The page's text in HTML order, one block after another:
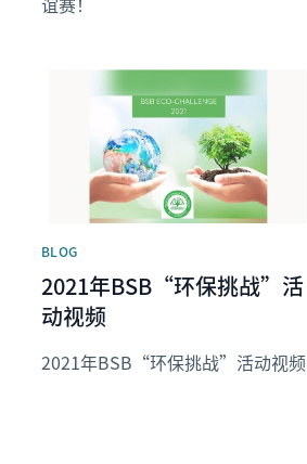
News image
BLOG
2021年BSB“环保挑战”活
动视频
2021年BSB“环保挑战”活动视频